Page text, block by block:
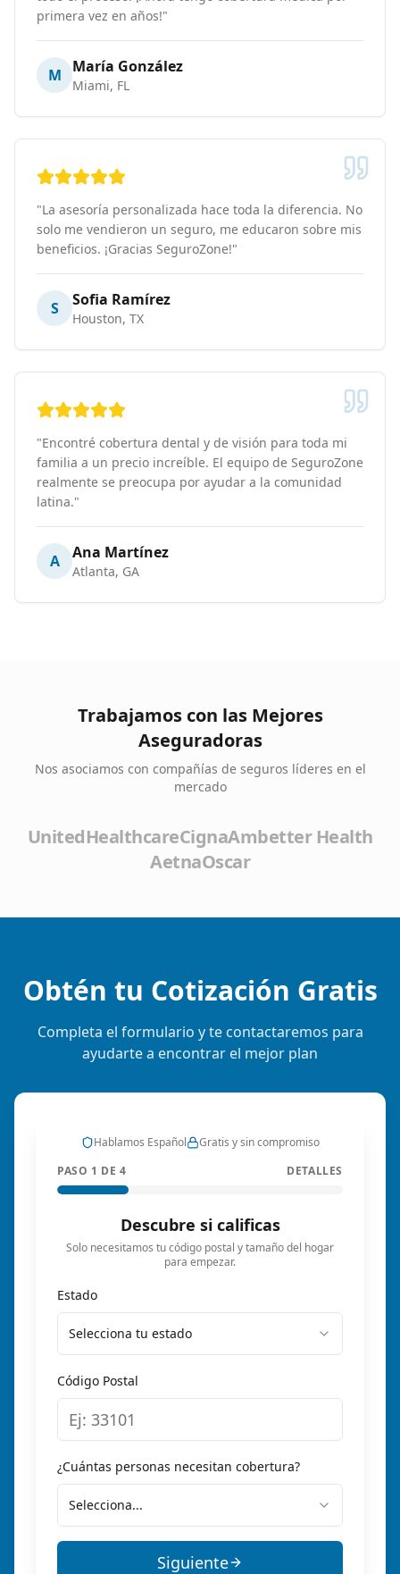
primera vez en años!"
M María González
Miami, FL
"La asesoría personalizada hace toda la diferencia. No
solo me vendieron un seguro, me educaron sobre mis
beneficios. ¡Gracias SeguroZone!"
S Sofia Ramírez
Houston, TX
"Encontré cobertura dental y de visión para toda mi
familia a un precio increíble. El equipo de SeguroZone
realmente se preocupa por ayudar a la comunidad
latina."
A Ana Martínez
Atlanta, GA
Trabajamos con las Mejores
Aseguradoras
Nos asociamos con compañías de seguros líderes en el
mercado
UnitedHealthcareCignaAmbetter Health
AetnaOscar
Obtén tu Cotización Gratis
Completa el formulario y te contactaremos para
ayudarte a encontrar el mejor plan
Hablamos Español
Gratis y sin compromiso
PASO 1 DE 4
DETALLES
Descubre si calificas
Solo necesitamos tu código postal y tamaño del hogar
para empezar.
Estado
Selecciona tu estado
Código Postal
¿Cuántas personas necesitan cobertura?
Selecciona...
Siguiente